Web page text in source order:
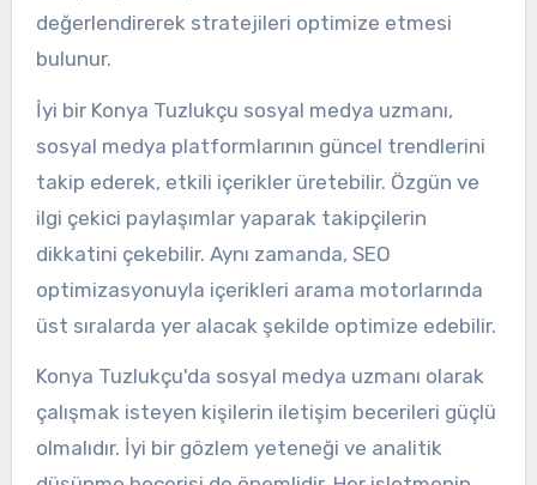
değerlendirerek stratejileri optimize etmesi
bulunur.
İyi bir Konya Tuzlukçu sosyal medya uzmanı,
sosyal medya platformlarının güncel trendlerini
takip ederek, etkili içerikler üretebilir. Özgün ve
ilgi çekici paylaşımlar yaparak takipçilerin
dikkatini çekebilir. Aynı zamanda, SEO
optimizasyonuyla içerikleri arama motorlarında
üst sıralarda yer alacak şekilde optimize edebilir.
Konya Tuzlukçu'da sosyal medya uzmanı olarak
çalışmak isteyen kişilerin iletişim becerileri güçlü
olmalıdır. İyi bir gözlem yeteneği ve analitik